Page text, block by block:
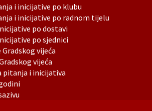
i inicijative po klubu
i inicijative po radnom tijelu
po dostavi
po sjednici
vijeća
vijeća
pitanja i inicijativa